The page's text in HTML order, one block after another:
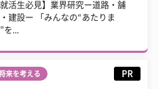
就活生必見】業界研究ー道路・舗
建設ー 「みんなの“あたりま
を...
来を考える PR